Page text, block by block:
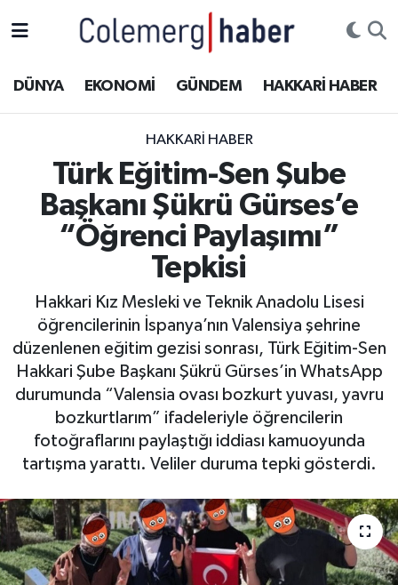
DÜNYA EKONOMİ GÜNDEM HAKKARİ HABER
HAKKARI HABER
Türk Eğitim-Sen Şube
Başkanı Şükrü Gürses’e
“Öğrenci Paylaşımı”
Tepkisi
Hakkari Kız Mesleki ve Teknik Anadolu Lisesi
öğrencilerinin İspanya’nın Valensiya şehrine
düzenlenen eğitim gezisi sonrası, Türk Eğitim-Sen
Hakkari Şube Başkanı Şükrü Gürses’in WhatsApp
durumunda “Valensia ovası bozkurt yuvası, yavru
bozkurtlarım” ifadeleriyle öğrencilerin
fotoğraflarını paylaştığı iddiası kamuoyunda
tartışma yarattı. Veliler duruma tepki gösterdi.
ASAYİŞ
DOĞA
DÜNYA
EĞİTİM
EKONOMİ
GÜNDEM
İLGİNÇ HABERLER
KADIN
KÜLTÜR SANAT
Hakkâri Hava Durumu
Hakkari Namaz Vakitleri
Hakkâri Trafik Yoğunluk Haritası
Süper Lig Puan Durumu ve Fikstür
Tüm Manşetler
Son Dakika Haberleri
Haber Arşivi